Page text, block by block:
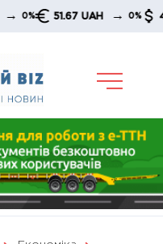
51.67 UAH → 0% 44.76